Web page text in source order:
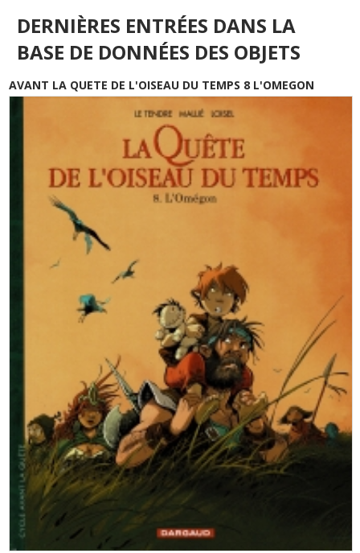
DERNIÈRES ENTRÉES DANS LA
BASE DE DONNÉES DES OBJETS
AVANT LA QUETE DE L'OISEAU DU TEMPS 8 L'OMEGON